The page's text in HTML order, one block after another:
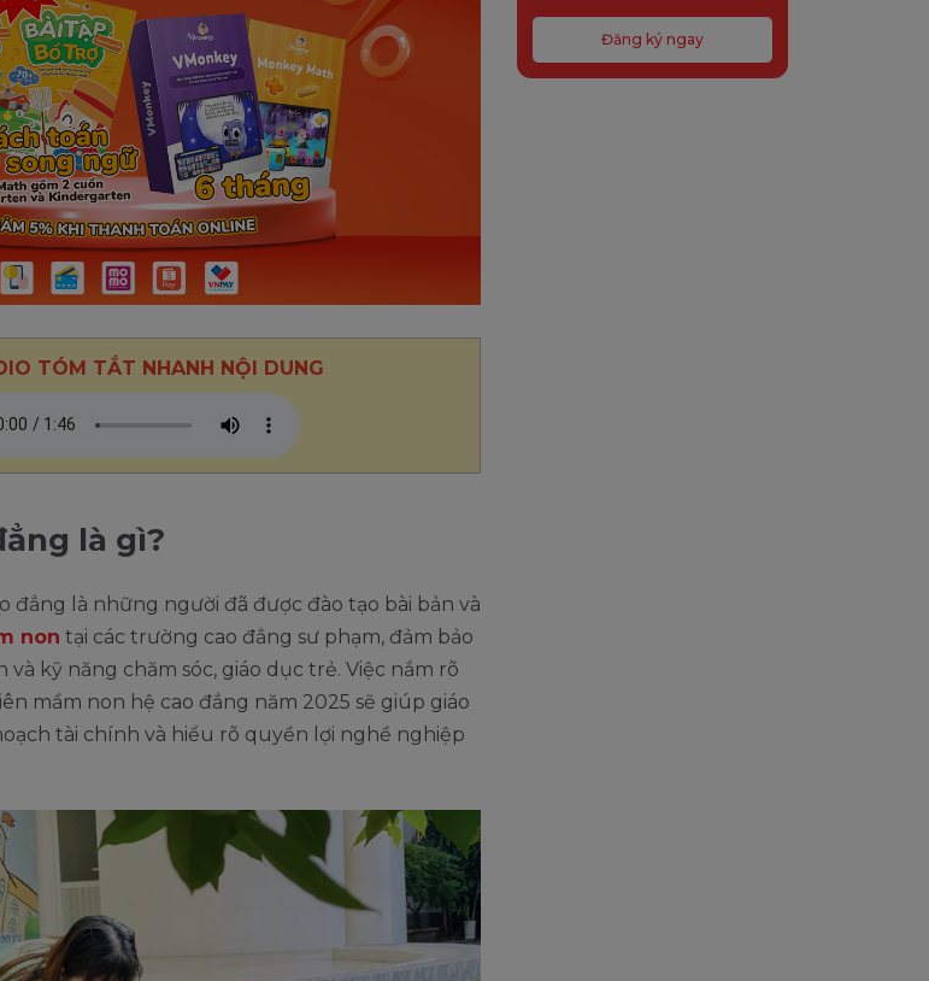
TÓM TẮT NHANH NỘI DUNG
là gì?
đẳng là những người đã được đào tạo bài bản và
non tại các trường cao đẳng sư phạm, đảm bảo
kỹ năng chăm sóc, giáo dục trẻ. Việc nắm rõ
mầm non hệ cao đẳng năm 2025 sẽ giúp giáo
tài chính và hiểu rõ quyền lợi nghề nghiệp
Đăng ký ngay